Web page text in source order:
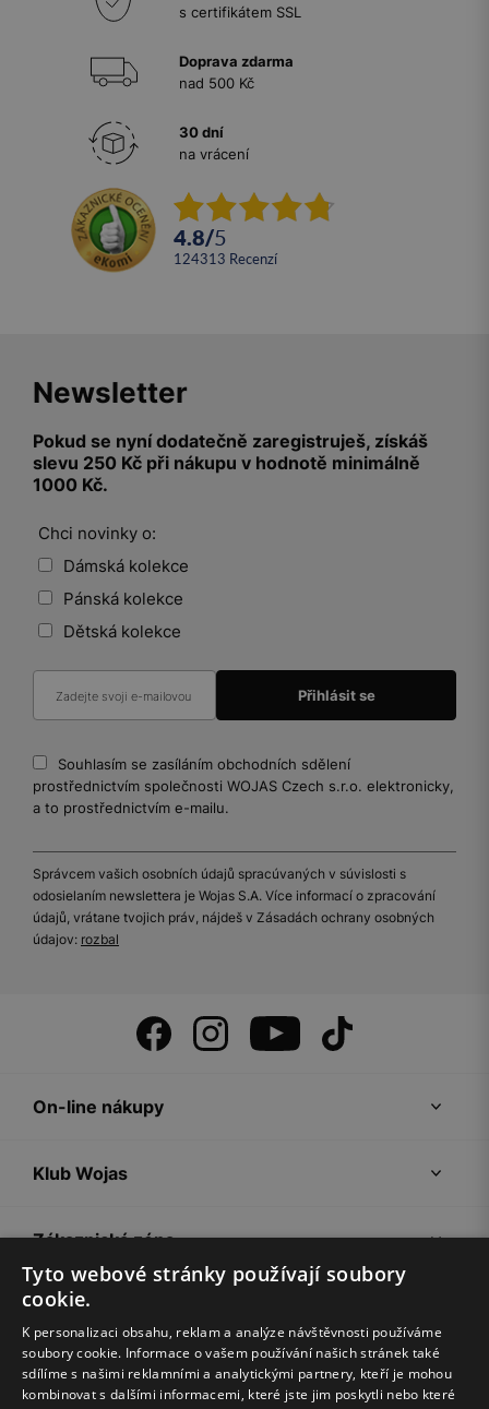
s certifikátem SSL
Doprava zdarma
nad 500 Kč
30 dní
na vrácení
4.8/5
124313 recenzí
Newsletter
Pokud se nyní dodatečně zaregistruješ, získáš
slevu 250 Kč při nákupu v hodnotě minimálně
1000 Kč.
Chci novinky o:
Dámská kolekce
Pánská kolekce
Dětská kolekce
Souhlasím se zasíláním obchodních sdělení
prostřednictvím společnosti WOJAS Czech s.r.o. elektronicky,
a to prostřednictvím e-mailu.
Správcem vašich osobních údajů spracúvaných v súvislosti s
odosielaním newslettera je Wojas S.A. Více informací o zpracování
údajů, vrátane tvojich práv, nájdeš v Zásadách ochrany osobných
údajov: rozbal
On-line nákupy
Klub Wojas
Zákaznická zóna
Společnost Wojas
Rady
Tyto webové stránky používají soubory
cookie.
K personalizaci obsahu, reklam a analýze návštěvnosti používáme
soubory cookie. Informace o vašem používání našich stránek také
sdílíme s našimi reklamními a analytickými partnery, kteří je mohou
kombinovat s dalšími informacemi, které jste jim poskytli nebo které